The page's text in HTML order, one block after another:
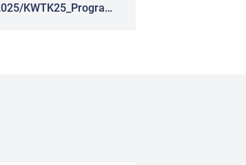
https://tu-dresden.de/ing/maschinenwesen/ifvu/evt/ressourcen/dateien/Kolloquium/57-kwtk2025/KWTK25_Programm.pdf